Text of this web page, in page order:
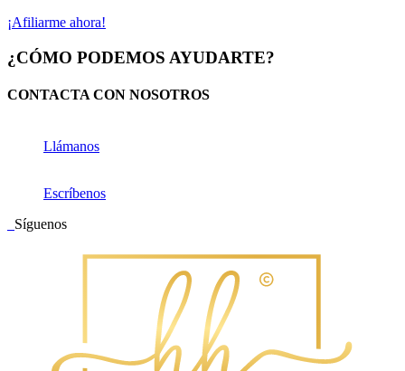
¡Afiliarme ahora!
¿CÓMO PODEMOS AYUDARTE?
CONTACTA CON NOSOTROS
Llámanos
Escríbenos
Síguenos